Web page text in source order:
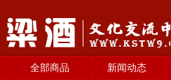
全部商品 新闻动态